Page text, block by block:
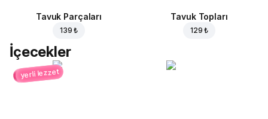
Tavuk Parçaları
139 ₺
Tavuk Topları
129 ₺
İçecekler
yerli lezzet